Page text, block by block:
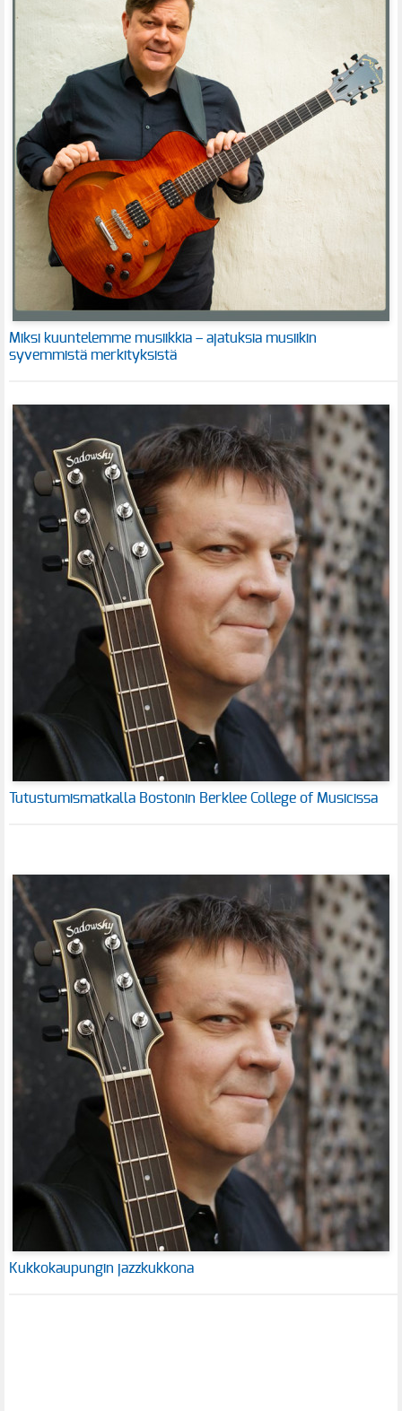
Miksi kuuntelemme musiikkia – ajatuksia musiikin
syvemmistä merkityksistä
Tutustumismatkalla Bostonin Berklee College of Musicissa
Kukkokaupungin jazzkukkona